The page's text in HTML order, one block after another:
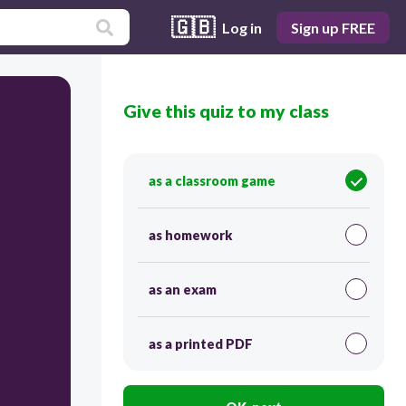
🇬🇧 Log in Sign up FREE
Give this quiz to my class
as a classroom game
as homework
as an exam
as a printed PDF